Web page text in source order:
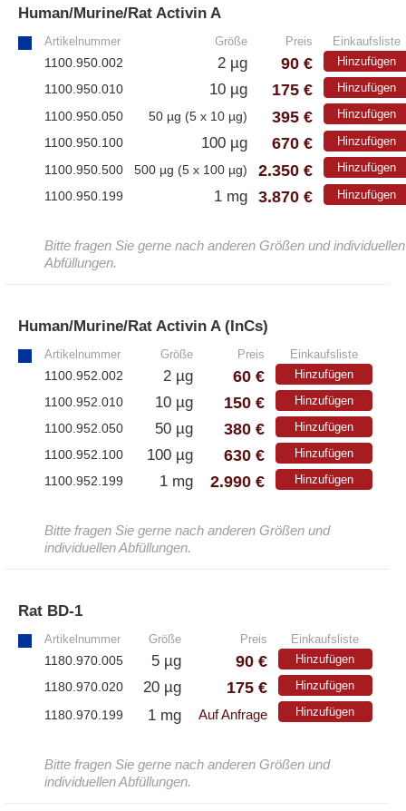
Athens
– Alle Athens Produkte
– Proteine
– Antikörper
– Immunoglobulin (Ig)
– Alle PeptiGrowth Produkte
Diaclone
– Alle Diaclone Produkte
– Antikörper
Antikörper
– Anti-murine
– CD-Antikörper
– Monoclonale Antikörper
– Polyclonale Antikörper
White Label und Geräte
Human/Murine/Rat Activin A
Artikelnummer Größe Preis Einkaufsliste
1100.950.002 2 µg 90 € Hinzufügen
1100.950.010 10 µg 175 € Hinzufügen
1100.950.050 50 µg (5 x 10 µg) 395 € Hinzufügen
1100.950.100 100 µg 670 € Hinzufügen
1100.950.500 500 µg (5 x 100 µg) 2.350 € Hinzufügen
1100.950.199 1 mg 3.870 € Hinzufügen
Bitte fragen Sie gerne nach anderen Größen und individuellen
Abfüllungen.
Human/Murine/Rat Activin A (InCs)
Artikelnummer Größe Preis Einkaufsliste
1100.952.002 2 µg 60 € Hinzufügen
1100.952.010 10 µg 150 € Hinzufügen
1100.952.050 50 µg 380 € Hinzufügen
1100.952.100 100 µg 630 € Hinzufügen
1100.952.199 1 mg 2.990 € Hinzufügen
Bitte fragen Sie gerne nach anderen Größen und
individuellen Abfüllungen.
Rat BD-1
Artikelnummer Größe Preis Einkaufsliste
1180.970.005 5 µg 90 € Hinzufügen
1180.970.020 20 µg 175 € Hinzufügen
1180.970.199 1 mg Auf Anfrage Hinzufügen
Bitte fragen Sie gerne nach anderen Größen und
individuellen Abfüllungen.